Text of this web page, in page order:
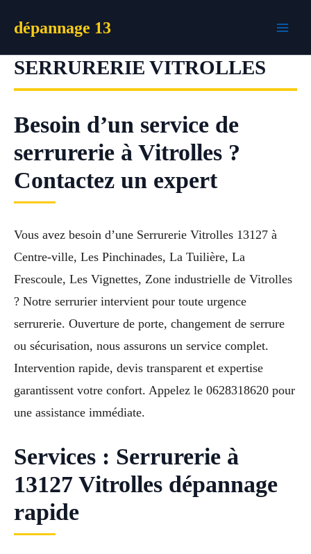
dépannage 13
SERRURERIE VITROLLES
Besoin d’un service de
serrurerie à Vitrolles ?
Contactez un expert
Vous avez besoin d’une Serrurerie Vitrolles 13127 à
Centre-ville, Les Pinchinades, La Tuilière, La
Frescoule, Les Vignettes, Zone industrielle de Vitrolles
? Notre serrurier intervient pour toute urgence
serrurerie. Ouverture de porte, changement de serrure
ou sécurisation, nous assurons un service complet.
Intervention rapide, devis transparent et expertise
garantissent votre confort. Appelez le 0628318620 pour
une assistance immédiate.
Services : Serrurerie à
13127 Vitrolles dépannage
rapide